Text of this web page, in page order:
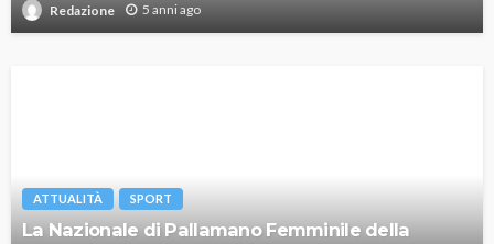
Redazione 5 anni ago
ATTUALITÀ SPORT
La Nazionale di Pallamano Femminile della